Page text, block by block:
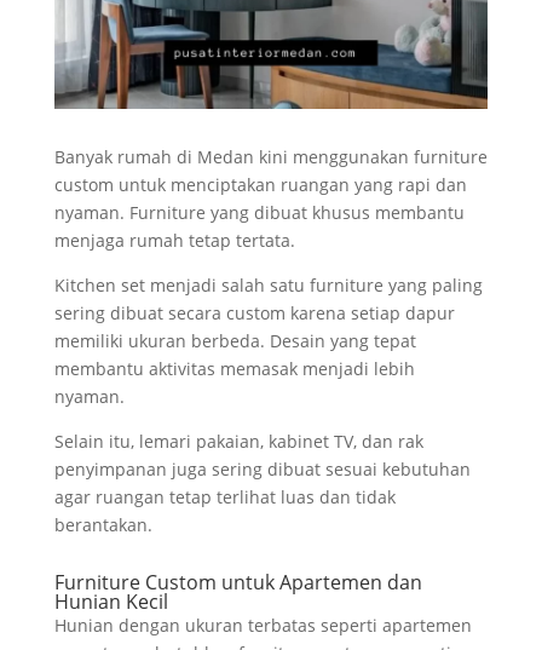
Banyak rumah di Medan kini menggunakan furniture
custom untuk menciptakan ruangan yang rapi dan
nyaman. Furniture yang dibuat khusus membantu
menjaga rumah tetap tertata.
Kitchen set menjadi salah satu furniture yang paling
sering dibuat secara custom karena setiap dapur
memiliki ukuran berbeda. Desain yang tepat
membantu aktivitas memasak menjadi lebih
nyaman.
Selain itu, lemari pakaian, kabinet TV, dan rak
penyimpanan juga sering dibuat sesuai kebutuhan
agar ruangan tetap terlihat luas dan tidak
berantakan.
Furniture Custom untuk Apartemen dan
Hunian Kecil
Hunian dengan ukuran terbatas seperti apartemen